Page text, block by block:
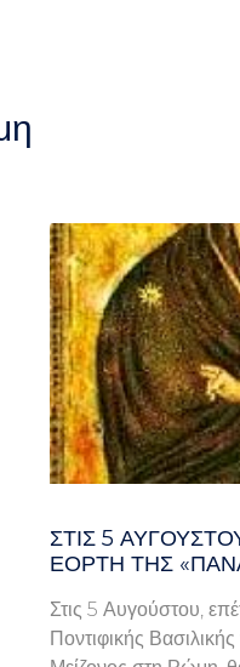
ΣΤΙΣ 5
ΕΟΡΤΉ ΤΗΣ
Στις 5 Αυγούστου,
Ποντιφικής